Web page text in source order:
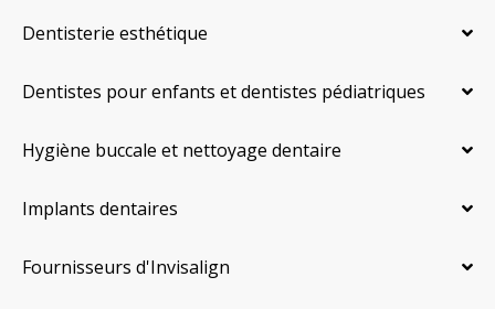
Dentisterie esthétique
Dentistes pour enfants et dentistes pédiatriques
Hygiène buccale et nettoyage dentaire
Implants dentaires
Fournisseurs d'Invisalign